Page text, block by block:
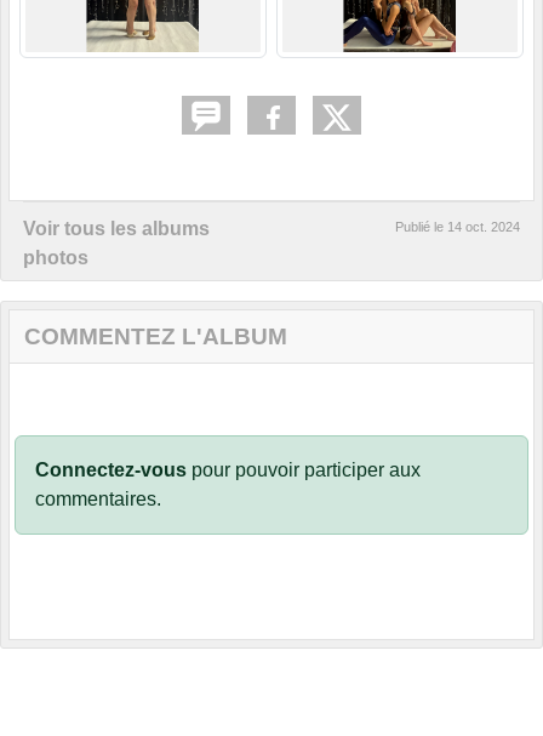
Voir tous les albums
photos
Publié le 14 oct. 2024
COMMENTEZ L'ALBUM
Connectez-vous pour pouvoir participer aux
commentaires.